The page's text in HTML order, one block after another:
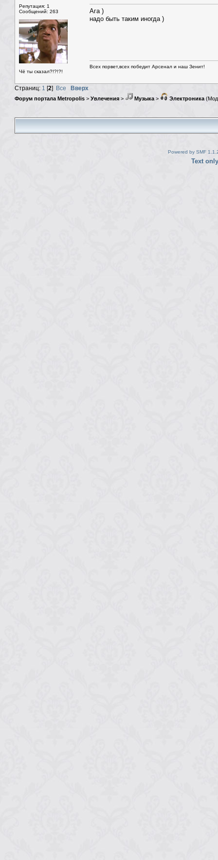
Репутация: 1
Сообщений: 263
Чё ты сказал?!?!?!
Ага )
надо быть таким иногда )
Всех порвет,всех победит Арсенал и наш Зенит!
Страниц: 1 [2] Все Вверх
Форум портала Metropolis > Увлечения > Музыка > Электроника
Powered by SMF
Text